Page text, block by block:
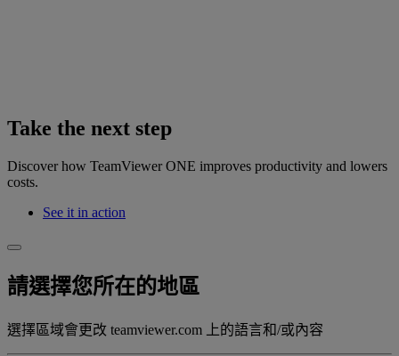
Take the next step
Discover how TeamViewer ONE improves productivity and lowers
costs.
See it in action
請選擇您所在的地區
選擇區域會更改 teamviewer.com 上的語言和/或內容